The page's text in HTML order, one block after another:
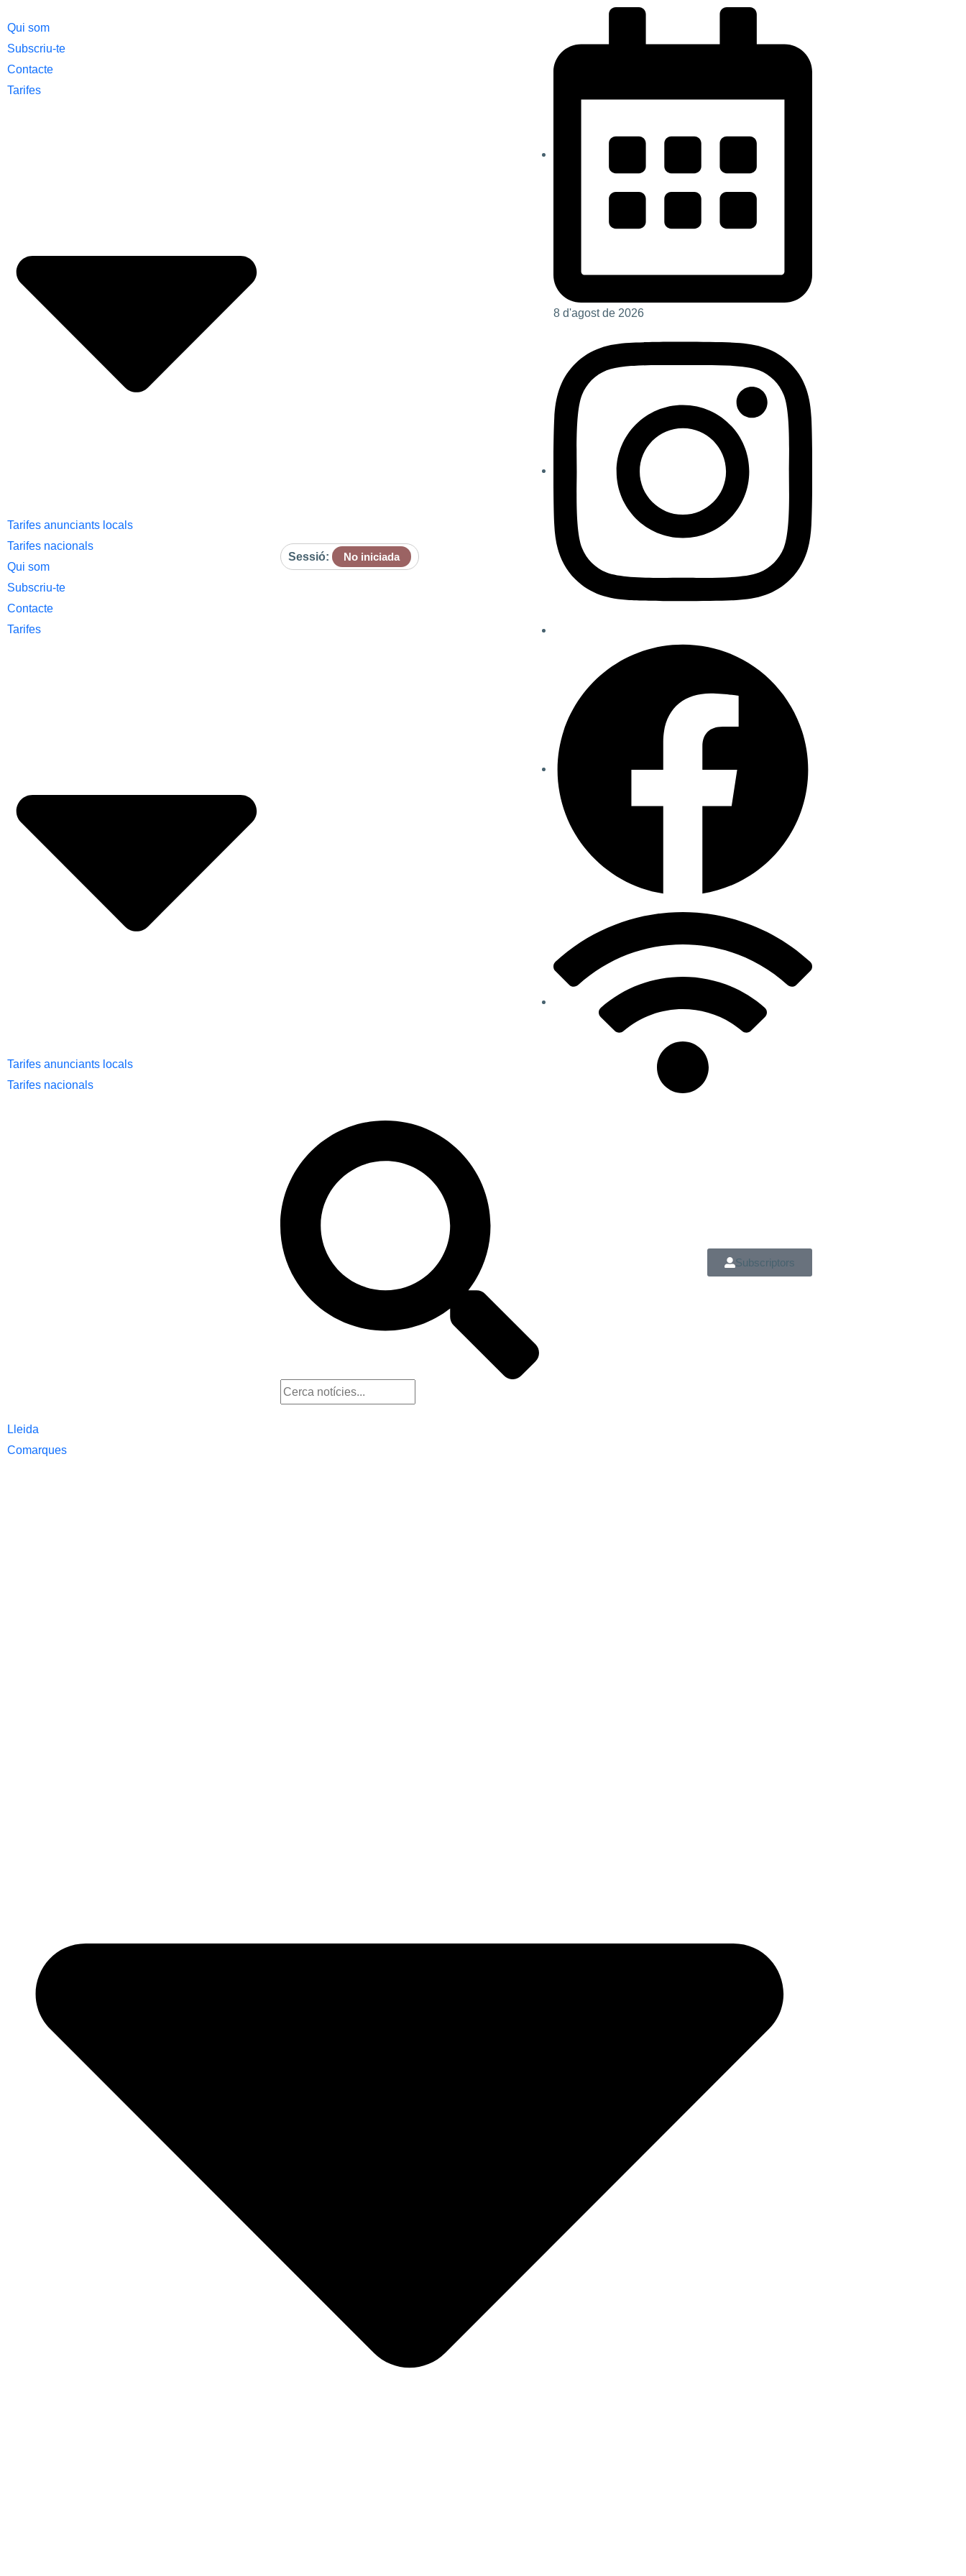
Qui som
Subscriu-te
Contacte
Tarifes
Tarifes anunciants locals
Tarifes nacionals
Qui som
Subscriu-te
Contacte
Tarifes
Tarifes anunciants locals
Tarifes nacionals
Sessió: No iniciada
8 d'agost de 2026
Subscriptors
Lleida
Comarques